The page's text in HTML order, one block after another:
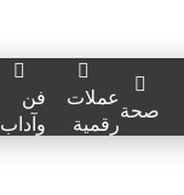
صحةعملات
رقمية
فن
وآداب